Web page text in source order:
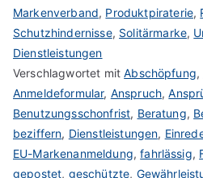
Markenverband, Produktpiraterie,
Schutzhindernisse, Solitärmarke,
Dienstleistungen
Verschlagwortet mitAbschöpfung,
Anmeldeformular, Anspruch,
Benutzungsschonfrist, Beratung,
beziffern, Dienstleistungen,
EU-Markenanmeldung,fahrlässig,
gepostet, geschützte,